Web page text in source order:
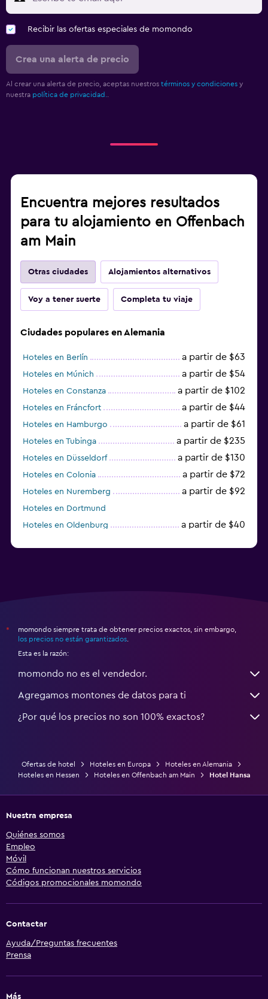
Recibir las ofertas especiales de momondo
Crea una alerta de precio
Al crear una alerta de precio, aceptas nuestros términos y condiciones y
nuestra política de privacidad.
Encuentra mejores resultados
para tu alojamiento en Offenbach
am Main
Otras ciudades Alojamientos alternativos
Voy a tener suerte Completa tu viaje
Ciudades populares en Alemania
Hoteles en Berlín a partir de $63
Hoteles en Múnich a partir de $54
Hoteles en Constanza a partir de $102
Hoteles en Fráncfort a partir de $44
Hoteles en Hamburgo a partir de $61
Hoteles en Tubinga a partir de $235
Hoteles en Düsseldorf a partir de $130
Hoteles en Colonia a partir de $72
Hoteles en Nuremberg a partir de $92
Hoteles en Dortmund
Hoteles en Oldenburg
a partir de $40
*
momondo siempre trata de obtener precios exactos, sin embargo,
los precios no están garantizados
Esta es la razón:
momondo no es el vendedor.
Agregamos montones de datos para ti
¿Por qué los precios no son 100% exactos?
Ofertas de hotel Hoteles en Europa
Hoteles en Alemania
Hoteles en Hessen
Hoteles en Offenbach am Main Hotel Hansa
Nuestra empresa
Quiénes somos
Empleo
Móvil
Cómo funcionan nuestros servicios
Códigos promocionales momondo
Contactar
Ayuda/Preguntas frecuentes
Prensa
Más